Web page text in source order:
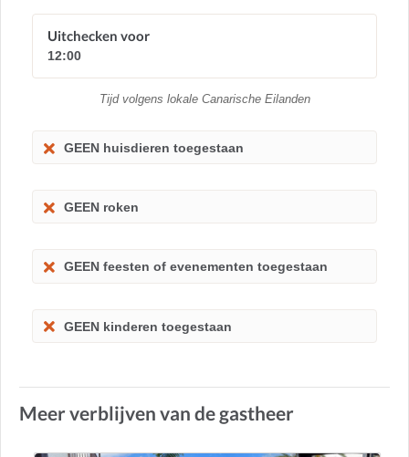
Uitchecken voor
12:00
Tijd volgens lokale Canarische Eilanden
GEEN huisdieren toegestaan
GEEN roken
GEEN feesten of evenementen toegestaan
GEEN kinderen toegestaan
Meer verblijven van de gastheer